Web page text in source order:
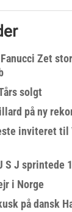
Zet
solgt
på ny
inviteret til
S J sprintede
i Norge
på dansk